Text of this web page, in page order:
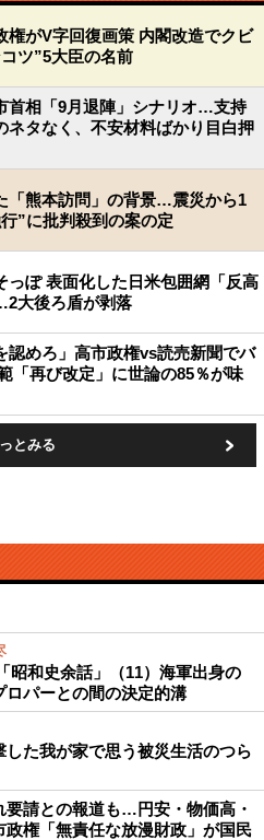
権がV字回復画策 内閣改造でクビ
ツ”5大臣の名前
首相「9月退陣」シナリオ…支持
ネタなく、不安材料ばかり目白押
「熊本訪問」の背景…震災から1
”に批判殺到の案の定
っぽ 表面化した日米包囲網「反高
大後ろ盾が剥落
認めろ」高市政権vs読売新聞でバ
「再び改定」に世論の85％が味
とみる
昭和史余話」（11）海軍出身の
ロパーとの間の決定的溝
た我が家で思う被災生活のつら
要請との報道も…円安・物価高・
政権「無責任な放漫財政」が国民